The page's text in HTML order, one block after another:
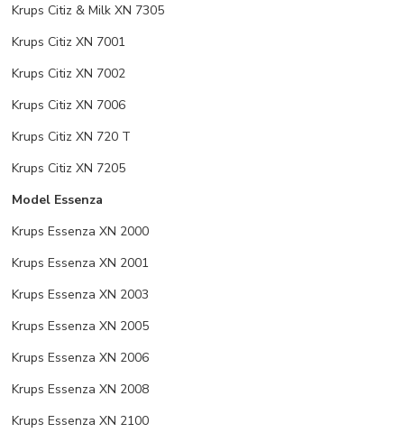
Krups Citiz & Milk XN 7305
Krups Citiz XN 7001
Krups Citiz XN 7002
Krups Citiz XN 7006
Krups Citiz XN 720 T
Krups Citiz XN 7205
Model Essenza
Krups Essenza XN 2000
Krups Essenza XN 2001
Krups Essenza XN 2003
Krups Essenza XN 2005
Krups Essenza XN 2006
Krups Essenza XN 2008
Krups Essenza XN 2100